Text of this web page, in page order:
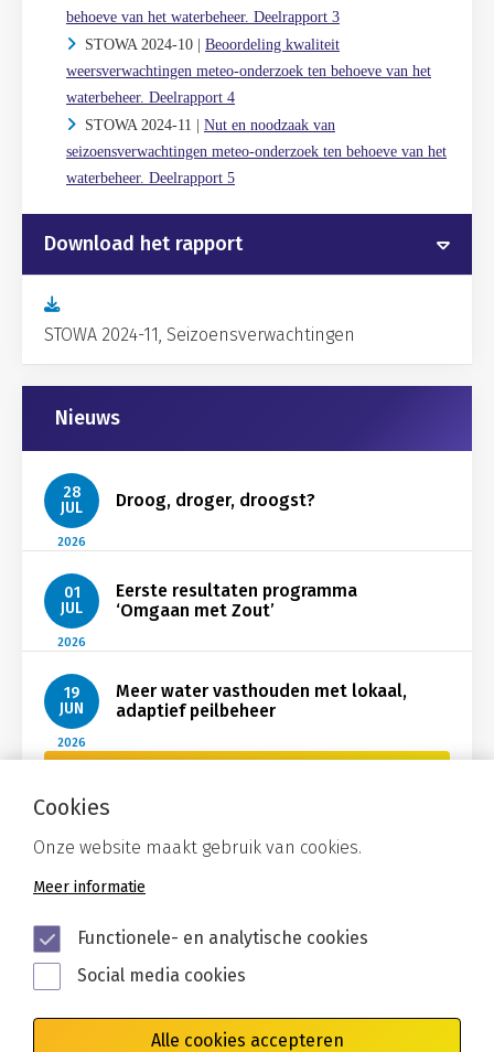
behoeve van het waterbeheer. Deelrapport 3
STOWA 2024-10 | Beoordeling kwaliteit
weersverwachtingen meteo-onderzoek ten behoeve van het
waterbeheer. Deelrapport 4
STOWA 2024-11 | Nut en noodzaak van
seizoensverwachtingen meteo-onderzoek ten behoeve van het
waterbeheer. Deelrapport 5
Download het rapport
STOWA 2024-11, Seizoensverwachtingen
Gerelateerd
Nieuws
28
JUL
2026
Droog, droger, droogst?
01
JUL
2026
Eerste resultaten programma
‘Omgaan met Zout’
19
JUN
2026
Meer water vasthouden met lokaal,
adaptief peilbeheer
Cookies
Onze website maakt gebruik van cookies.
Meer informatie
Functionele- en analytische cookies
Social media cookies
Alle cookies accepteren